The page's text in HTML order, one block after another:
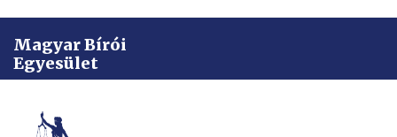
Magyar Bírói
Egyesület